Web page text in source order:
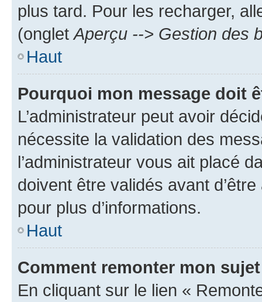
plus tard. Pour les recharger,
(onglet Aperçu --> Gestion des
Haut
Pourquoi mon message doit
L’administrateur peut avoir
nécessite la validation des
l’administrateur vous ait placé
doivent être validés avant
pour plus d’informations.
Haut
Comment remonter mon
En cliquant sur le lien «